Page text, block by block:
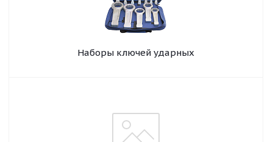
Наборы ключей ударных